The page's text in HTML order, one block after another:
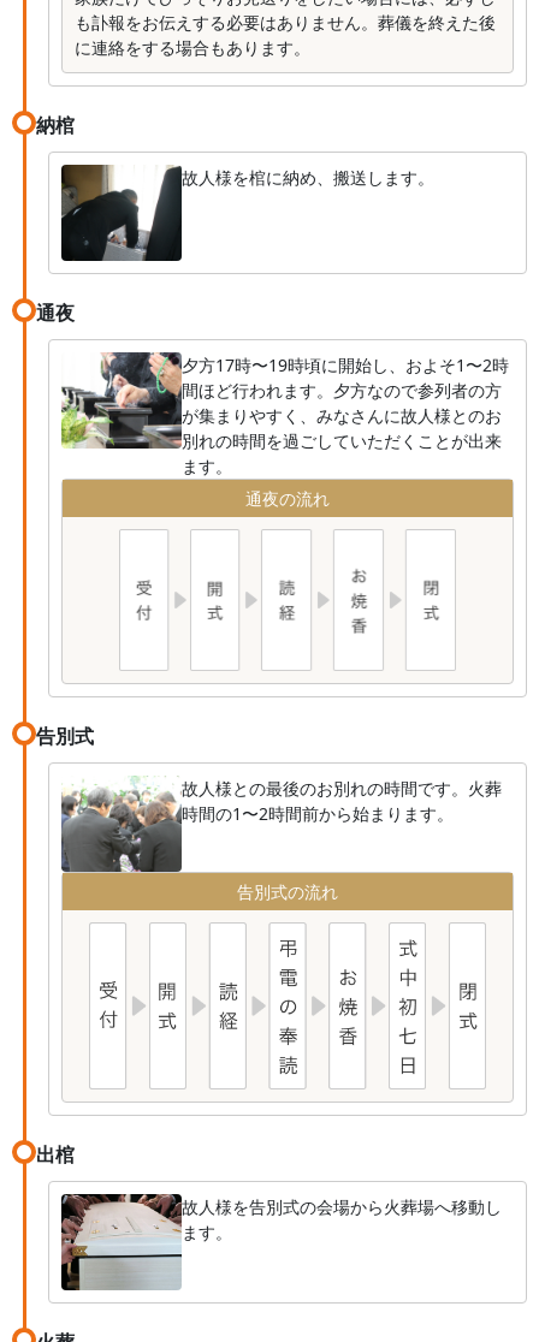
も訃報をお伝えする必要はありません。葬儀を終えた後
に連絡をする場合もあります。
納棺
故人様を棺に納め、搬送します。
通夜
夕方17時〜19時頃に開始し、およそ1〜2時
間ほど行われます。夕方なので参列者の方
が集まりやすく、みなさんに故人様とのお
別れの時間を過ごしていただくことが出来
ます。
通夜の流れ
告別式
故人様との最後のお別れの時間です。火葬
時間の1〜2時間前から始まります。
告別式の流れ
出棺
故人様を告別式の会場から火葬場へ移動し
ます。